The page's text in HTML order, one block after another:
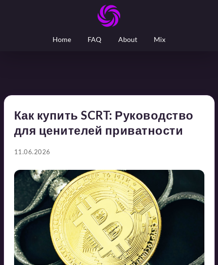
Home FAQ About Mix
Как купить SCRT: Руководство
для ценителей приватности
11.06.2026